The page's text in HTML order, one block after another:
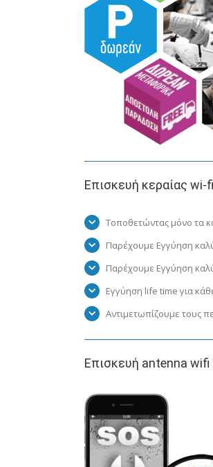
Επισκευή κεραίας wi-
Τοποθετώντας μόνο τα
Παρέχουμε Εγγύηση
Παρέχουμε Εγγύηση
Εγγύηση life time για
Αντιμετωπίζουμε τους
Επισκευή antenna wifi